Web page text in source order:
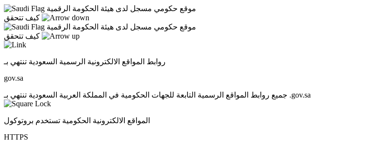
موقع حكومي مسجل لدى هيئة الحكومة الرقمية
موقع حكومي مسجل لدى هيئة الحكومة الرقمية
روابط المواقع الالكترونية الرسمية السعودية تنتهي بـ
gov.sa
جميع روابط المواقع الرسمية التابعة للجهات الحكومية في المملكة العربية السعودية تنتهي بـ .gov.sa
المواقع الالكترونية الحكومية تستخدم بروتوكول
HTTPS